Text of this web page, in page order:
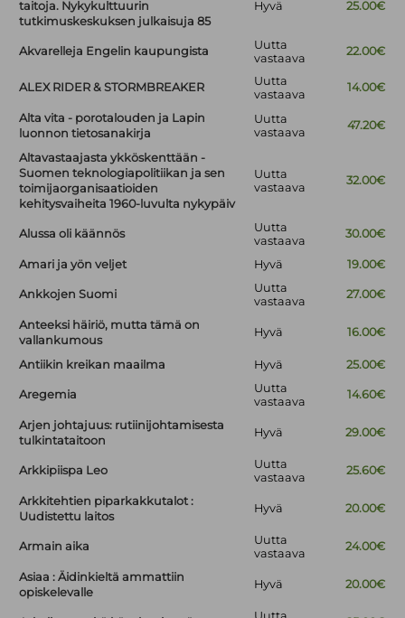
taitoja. Nykykulttuurin
tutkimuskeskuksen julkaisuja 85
Hyvä 25.00€
Akvarelleja Engelin kaupungista
Uutta
vastaava
22.00€
ALEX RIDER & STORMBREAKER
Uutta
vastaava
14.00€
Alta vita - porotalouden ja Lapin
luonnon tietosanakirja
Uutta
vastaava
47.20€
Altavastaajasta ykköskenttään -
Suomen teknologiapolitiikan ja sen
toimijaorganisaatioiden
kehitysvaiheita 1960-luvulta nykypäiv
Uutta
vastaava
32.00€
Alussa oli käännös
Uutta
vastaava
30.00€
Amari ja yön veljet Hyvä 19.00€
Ankkojen Suomi
Uutta
vastaava
27.00€
Anteeksi häiriö, mutta tämä on
vallankumous
Hyvä 16.00€
Antiikin kreikan maailma Hyvä 25.00€
Aregemia
Uutta
vastaava
14.60€
Arjen johtajuus: rutiinijohtamisesta
tulkintataitoon
Hyvä 29.00€
Arkkipiispa Leo
Uutta
vastaava
25.60€
Arkkitehtien piparkakkutalot :
Uudistettu laitos
Hyvä 20.00€
Armain aika
Uutta
vastaava
24.00€
Asiaa : Äidinkieltä ammattiin
opiskelevalle
Hyvä 20.00€